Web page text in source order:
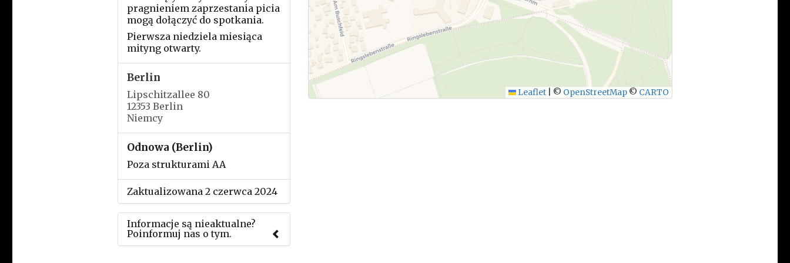
pragnieniem zaprzestania picia
mogą dołączyć do spotkania.
Pierwsza niedziela miesiąca
mityng otwarty.
Berlin
Lipschitzallee 80
12353 Berlin
Niemcy
Odnowa (Berlin)
Poza strukturami AA
Zaktualizowana 2 czerwca 2024
Informacje są nieaktualne?
Poinformuj nas o tym.
Leaflet © OpenStreetMap © CARTO